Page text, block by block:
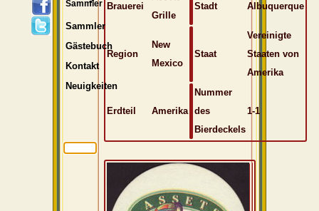
Brauerei
Grille
Stadt Albuquerque
Region
New
Mexico
Staat
Vereinigte
Staaten von
Amerika
Erdteil Amerika
Nummer
des
Bierdeckels
1-1
Sammler
Sammler
Gästebuch
Kontakt
Neuigkeiten